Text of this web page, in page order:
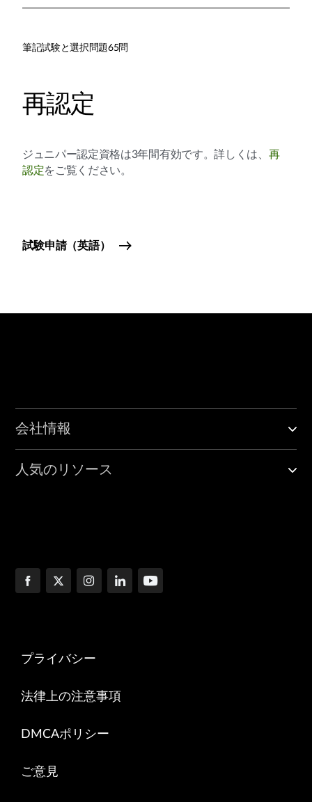
筆記試験と選択問題65問
再認定
ジュニパー認定資格は3年間有効です。詳しくは、 再
認定をご覧ください。
試験申請（英語）
会社情報
人気のリソース
プライバシー
法律上の注意事項
DMCAポリシー
ご意見